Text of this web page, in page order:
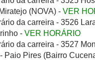
(NOVA) - VER
da carreira - 3526
- VER HORÁRIO
da carreira - 3527
Paio Pires (Bairro